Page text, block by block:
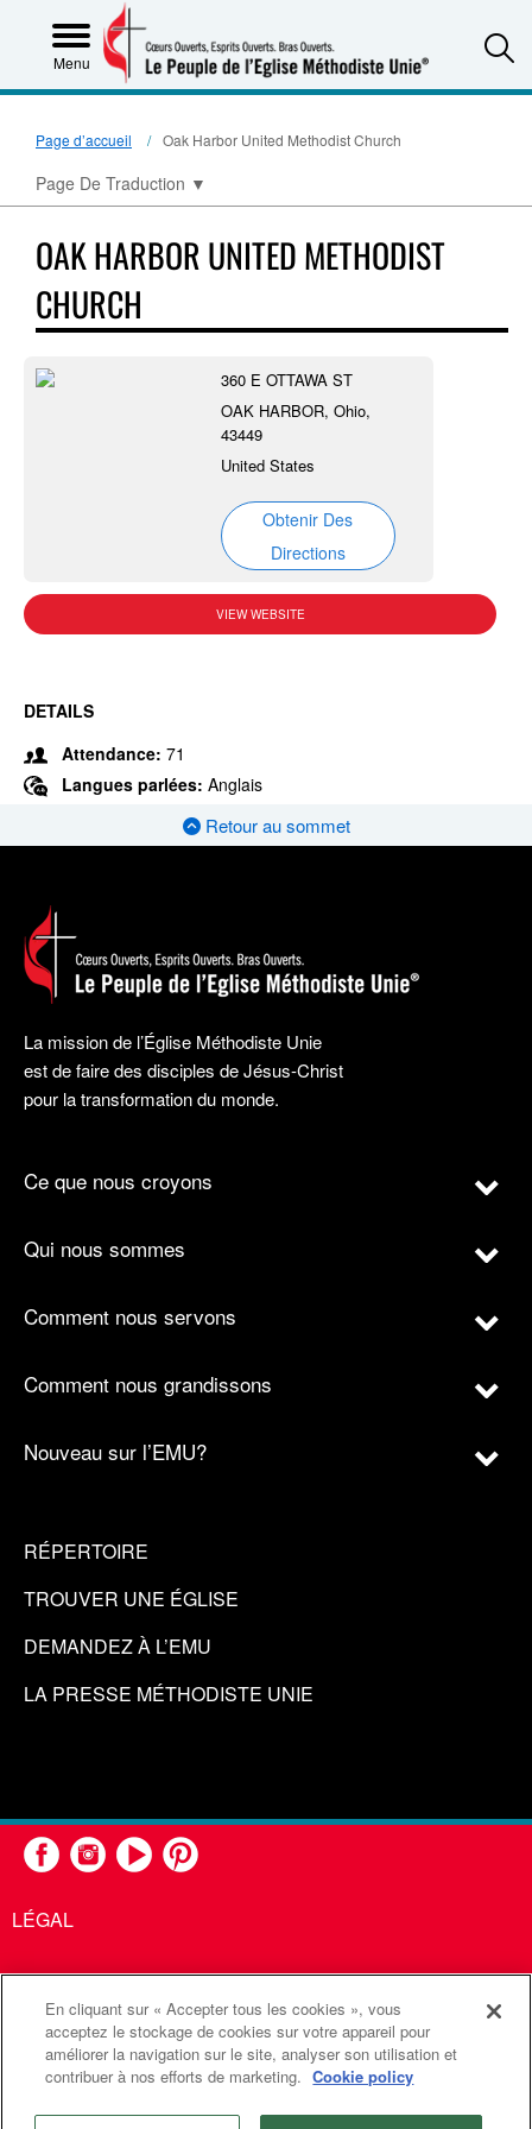
Menu
Page d’accueil Oak Harbor United Methodist Church
Page De Traduction ▼
OAK HARBOR UNITED METHODIST
CHURCH
360 E OTTAWA ST
OAK HARBOR, Ohio,
43449
United States
Obtenir Des
Directions
VIEW WEBSITE
DETAILS
Attendance: 71
Langues parlées: Anglais
Retour au sommet
La mission de l’Église Méthodiste Unie
est de faire des disciples de Jésus-Christ
pour la transformation du monde.
Ce que nous croyons
Qui nous sommes
Comment nous servons
Comment nous grandissons
Nouveau sur l’EMU?
RÉPERTOIRE
TROUVER UNE ÉGLISE
DEMANDEZ À L’EMU
LA PRESSE MÉTHODISTE UNIE
LÉGAL
United Methodist Communications est une agence de l'Église
Méthodiste Unie
Communications Méthodistes Unies. Tous droits
réservés
En cliquant sur « Accepter tous les cookies », vous
acceptez le stockage de cookies sur votre appareil pour
améliorer la navigation sur le site, analyser son utilisation et
contribuer à nos efforts de marketing. Cookie policy